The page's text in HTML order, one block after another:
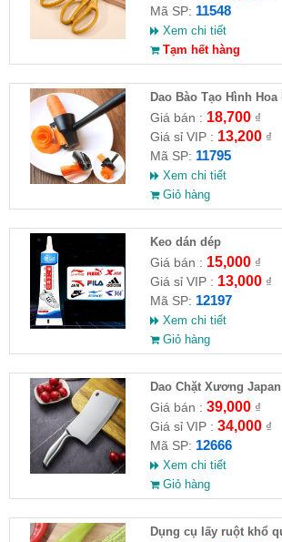
Mã SP: 11548
Xem chi tiết
Tạm hết hàng
Dao Bào Tạo Hình
Giá bán : 18,700₫
Giá sỉ VIP : 13,200₫
Mã SP: 11795
Xem chi tiết
Giỏ hàng
Keo dán dép
Giá bán : 15,000₫
Giá sỉ VIP : 13,000₫
Mã SP: 12197
Xem chi tiết
Giỏ hàng
Dao Chặt Xương
Giá bán : 39,000₫
Giá sỉ VIP : 34,000₫
Mã SP: 12666
Xem chi tiết
Giỏ hàng
Dụng cụ lấy ruột khổ